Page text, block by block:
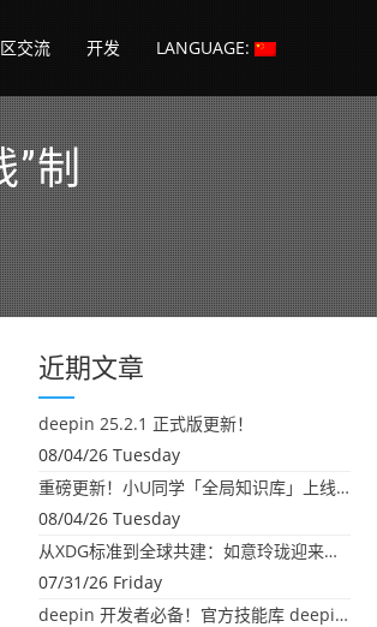
交流 开发 LANGUAGE:
”制
近期文章
deepin 25.2.1 正式版更新！
08/04/26 Tuesday
重磅更新！小U同学「全局知识库」上线：你的本地文件，终于"活"起来了
08/04/26 Tuesday
从XDG标准到全球共建：如意玲珑迎来首个海外开源贡献
07/31/26 Friday
deepin 开发者必备！官方技能库 deepin-skills 正式开源